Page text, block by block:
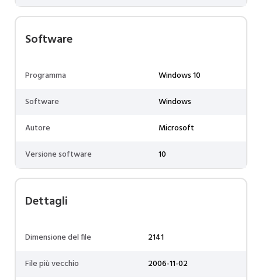
Software
Programma
Windows 10
Software
Windows
Autore
Microsoft
Versione software
10
Dettagli
Dimensione del file
2141
File più vecchio
2006-11-02